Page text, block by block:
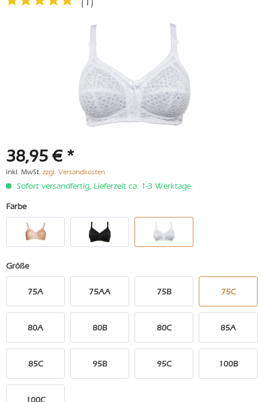
( 1 )
38,95 € *
inkl. MwSt. zzgl. Versandkosten
Sofort versandfertig, Lieferzeit ca. 1-3 Werktage
Farbe
Größe
75A 75AA 75B 75C
80A 80B 80C 85A
85C 95B 95C 100B